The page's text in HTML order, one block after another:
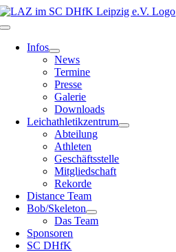
Zum
Inhalt
Toggle
Navigation
Infos
News
Termine
Presse
Galerie
Downloads
Leichathletikzentrum
Abteilung
Athleten
Geschäftsstelle
Mitgliedschaft
Rekorde
Distance Team
Bob/Skeleton
Das Team
Sponsoren
SC DHfK